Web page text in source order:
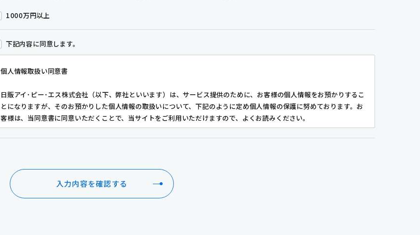
1000万円以上
下記内容に同意します。
個人情報取扱い同意書
日販アイ･ピー･エス株式会社（以下、弊社といいます）は、サービス提供のために、お客様の個人情報をお預かりするこ
とになりますが、そのお預かりした個人情報の取扱いについて、下記のように定め個人情報の保護に努めております。お
客様は、当同意書に同意いただくことで、当サイトをご利用いただけますので、よくお読みください。
の法令により認められる場合を除き、お客様の同意がない限り、この範囲を超えてお客様の個人情報を利用することはあ
りません。
入力内容を確認する